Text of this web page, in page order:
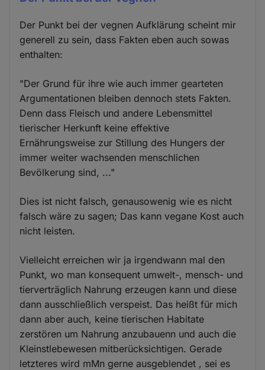
Der Punkt bei der vegnen Aufklärung scheint mir
generell zu sein, dass Fakten eben auch sowas
enthalten:
"Der Grund für ihre wie auch immer gearteten
Argumentationen bleiben dennoch stets Fakten.
Denn dass Fleisch und andere Lebensmittel
tierischer Herkunft keine effektive
Ernährungsweise zur Stillung des Hungers der
immer weiter wachsenden menschlichen
Bevölkerung sind, ..."
Dies ist nicht falsch, genausowenig wie es nicht
falsch wäre zu sagen; Das kann vegane Kost auch
nicht leisten.
Vielleicht erreichen wir ja irgendwann mal den
Punkt, wo man konsequent umwelt-, mensch- und
tierverträglich Nahrung erzeugen kann und diese
dann ausschließlich verspeist. Das heißt für mich
dann aber auch, keine tierischen Habitate
zerstören um Nahrung anzubauenn und auch die
Kleinstlebewesen mitberücksichtigen. Gerade
letzteres wird mMn gerne ausgeblendet , sei es